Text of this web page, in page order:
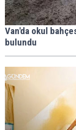
Van'da okul
bulundu